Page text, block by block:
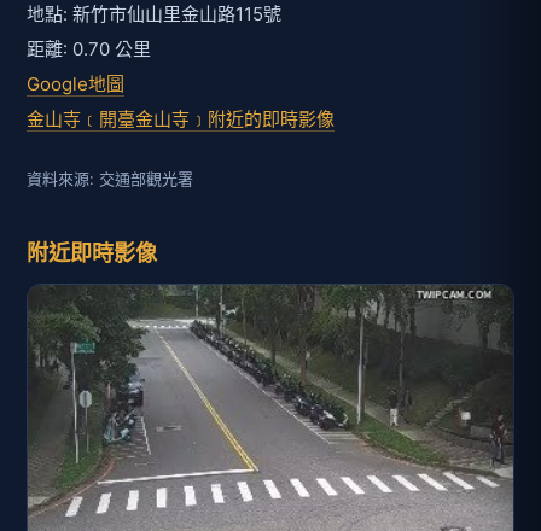
地點: 新竹市仙山里金山路115號
距離: 0.70 公里
Google地圖
金山寺﹝開臺金山寺﹞附近的即時影像
資料來源: 交通部觀光署
附近即時影像